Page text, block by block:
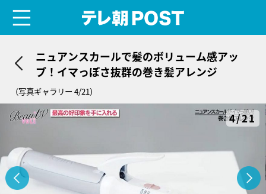
ニュアンスカールで髪のボリューム感アッ
プ！イマっぽさ抜群の巻き髪アレンジ
（写真ギャラリー 4/21）
4/21